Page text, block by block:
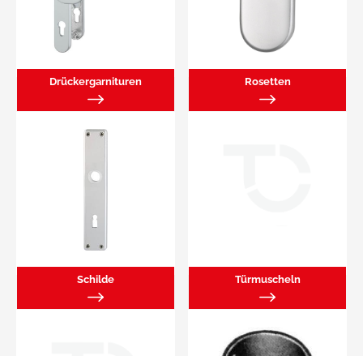
Drückergarnituren Rosetten
Schilde Türmuscheln